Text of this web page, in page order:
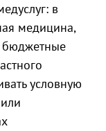
в
медицина,
бюджетные
условную